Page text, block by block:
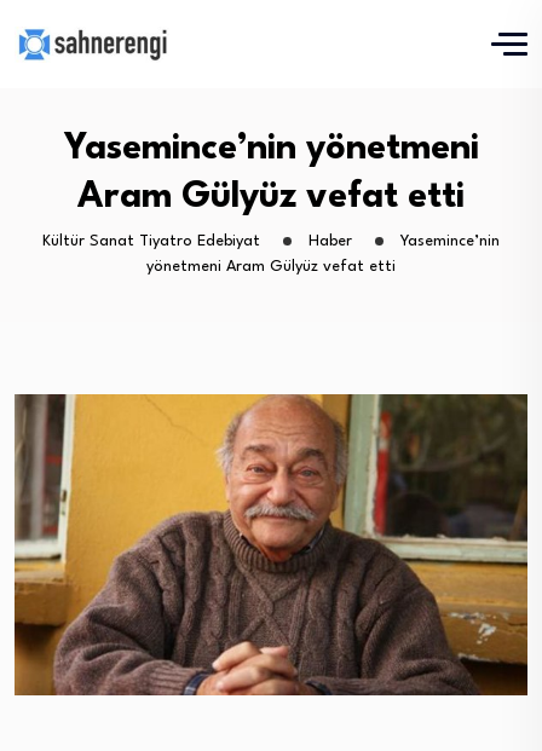
Yasemince’nin yönetmeni
Aram Gülyüz vefat etti
Kültür Sanat Tiyatro Edebiyat Haber
Yasemince’nin
yönetmeni Aram Gülyüz vefat etti